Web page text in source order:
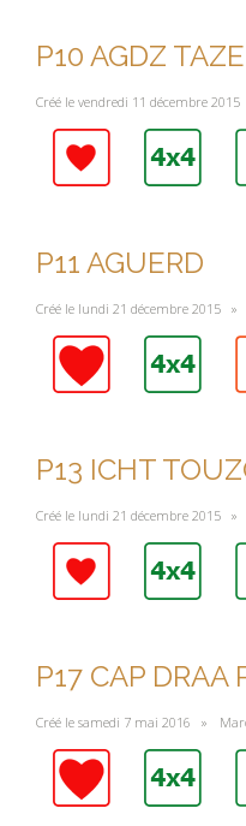
P10 AGDZ
Créé le vendredi 11 décembre
P11 AGUERD
Créé le lundi 21 décembre 2015 »
P13 ICHT
Créé le lundi 21 décembre 2015 »
P17 CAP DRAA
Créé le samedi 7 mai 2016 »